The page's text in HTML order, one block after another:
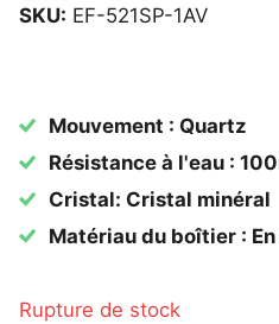
SKU: EF-521SP-1AV
Mouvement : Quartz
Résistance à l'eau :
Cristal: Cristal minéral
Matériau du boîtier :
Rupture de stock